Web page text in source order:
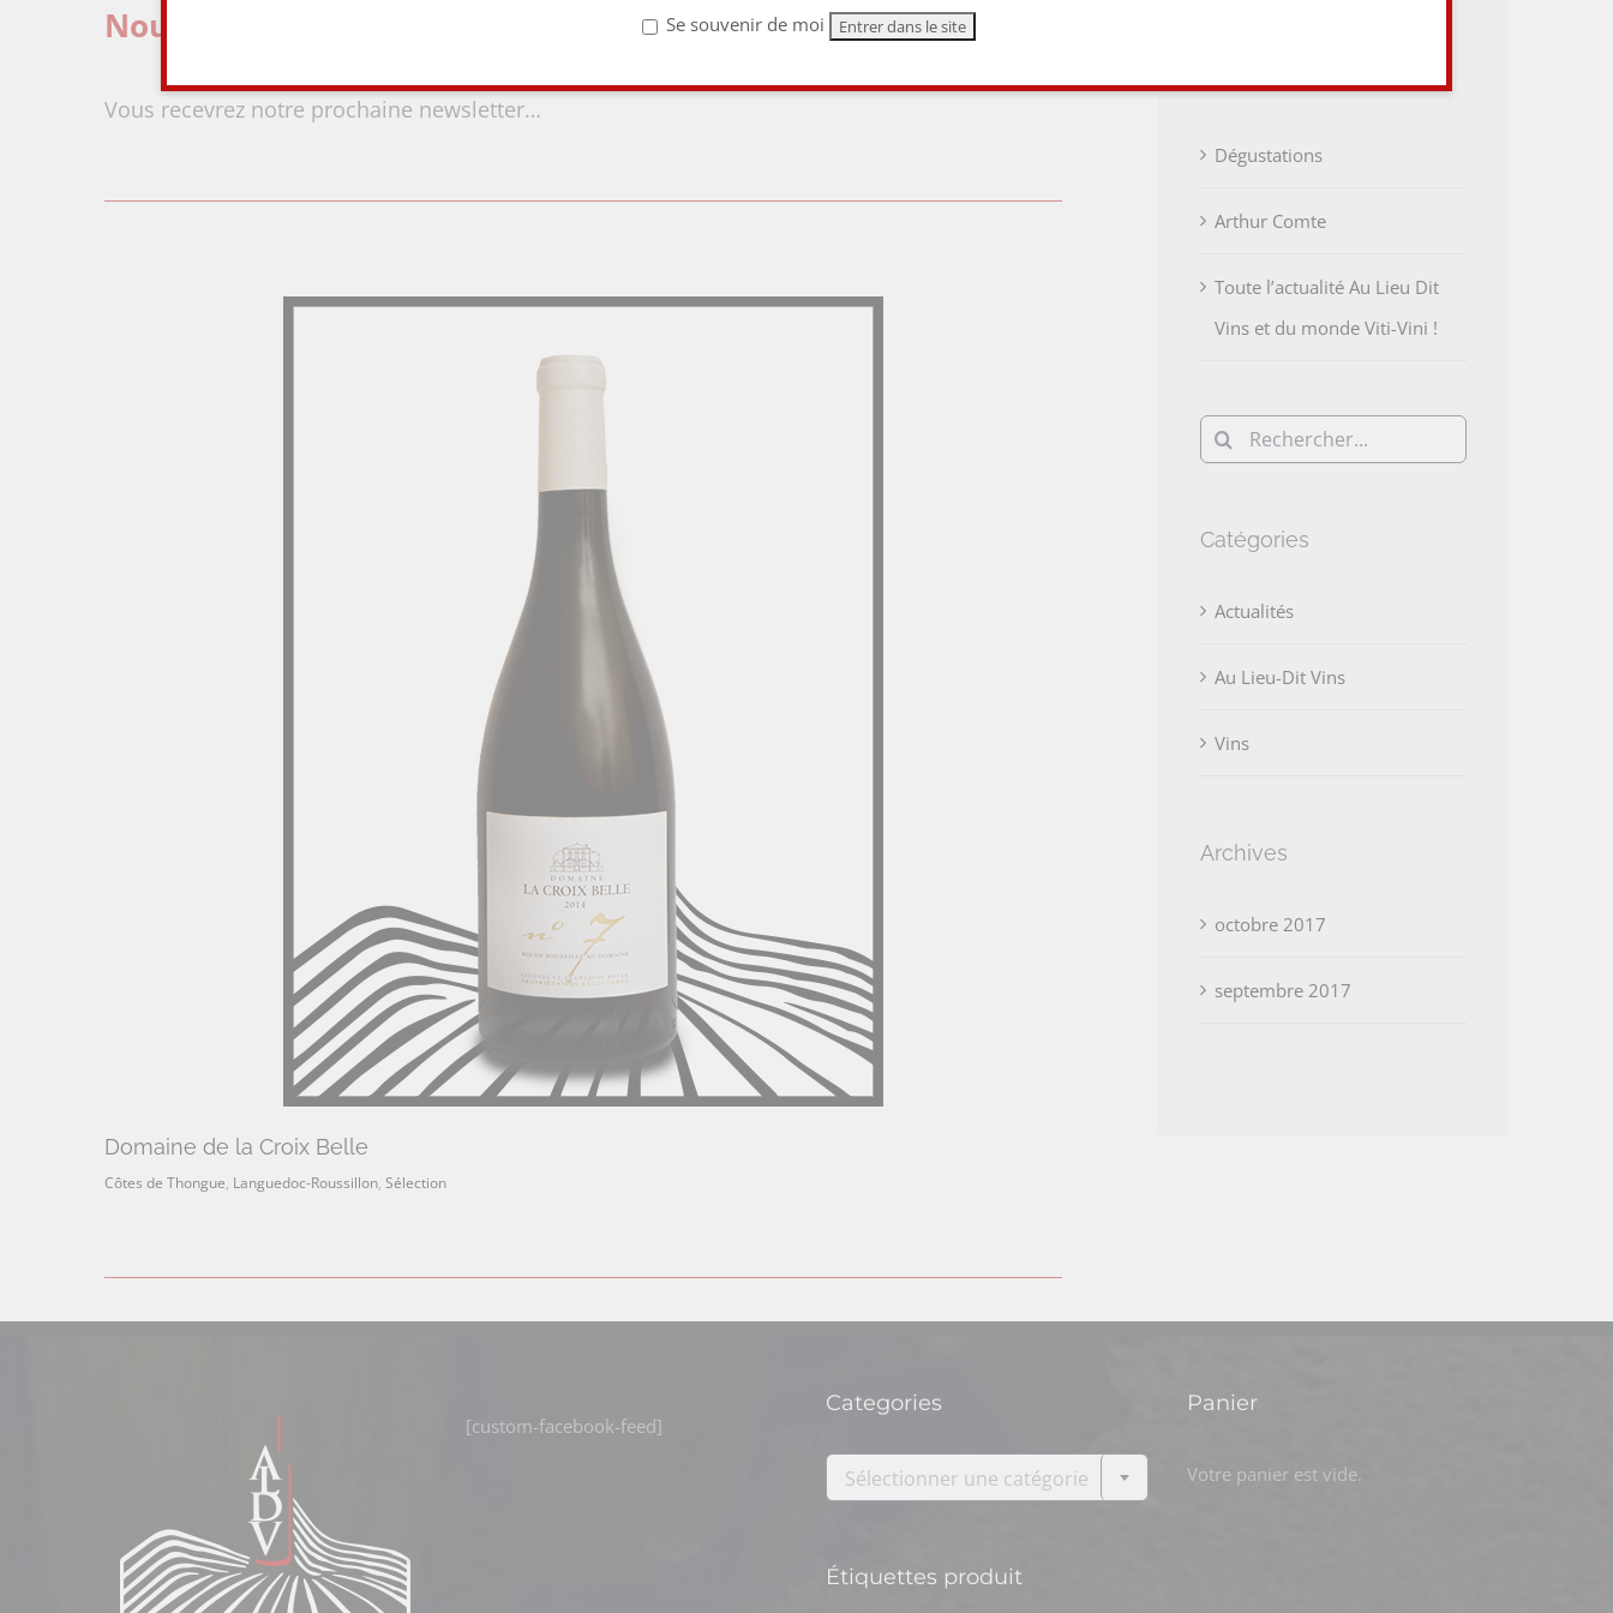
Nous vous avons ajouté(e) à notre liste !
Vous recevrez notre prochaine newsletter…
Domaine de la Croix Belle
Côtes de Thongue, Languedoc-Roussillon, Sélection
Articles récents
Dégustations
Arthur Comte
Toute l’actualité Au Lieu Dit
Vins et du monde Viti-Vini !
Rechercher:
Catégories
Actualités
Au Lieu-Dit Vins
Vins
Archives
octobre 2017
septembre 2017
[custom-facebook-feed]
Categories
Sélectionner une catégorie
Étiquettes produit
Panier
Votre panier est vide.
Se souvenir de moi